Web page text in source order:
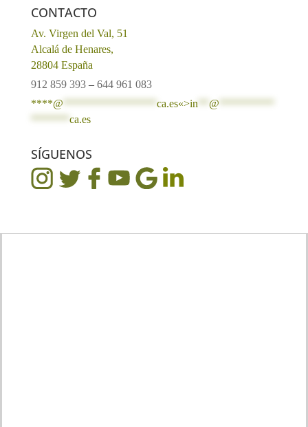
CONTACTO
Av. Virgen del Val, 51
Alcalá de Henares,
28804 España
912 859 393– 644 961 083
****@
ca.es«>in @
ca.es
SÍGUENOS